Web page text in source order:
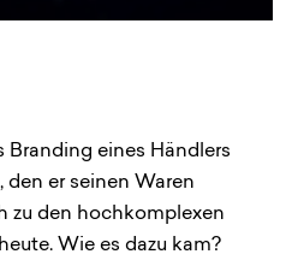
Branding eines Händlers
den er seinen Waren
zu den hochkomplexen
Wie es dazu kam?